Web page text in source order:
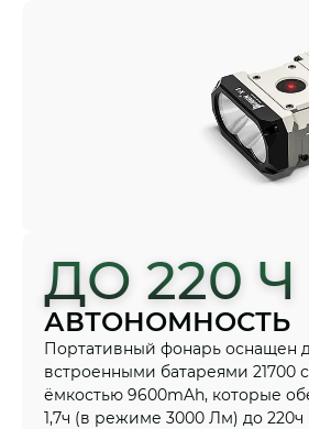
ДО 220 Ч
АВТОНОМНОСТЬ
Портативный фонарь оснащен
встроенными батареями 21700
ёмкостью 9600mAh, которые
1,7ч (в режиме 3000 Лм) до